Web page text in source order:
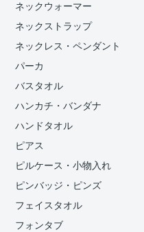
ネックウォーマー
ネックストラップ
ネックレス・ペンダント
パーカ
バスタオル
ハンカチ・バンダナ
ハンドタオル
ピアス
ピルケース・小物入れ
ピンバッジ・ピンズ
フェイスタオル
フォンタブ